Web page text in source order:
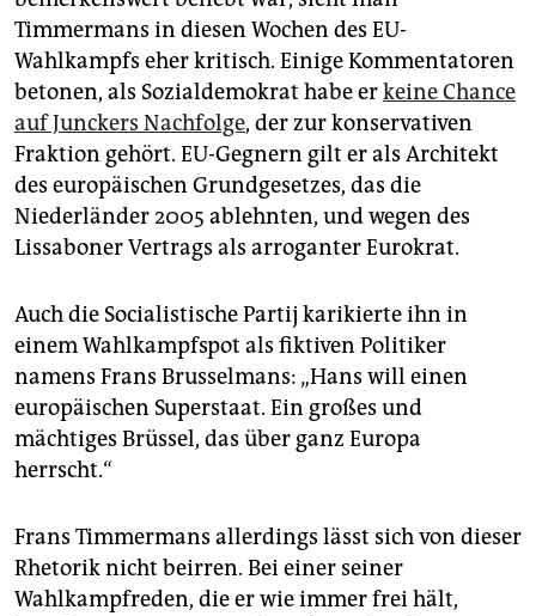
Timmermans in diesen Wochen des EU-
Wahlkampfs eher kritisch. Einige Kommentatoren
betonen, als Sozialdemokrat habe erkeine Chance
auf Junckers Nachfolge, der zur konservativen
Fraktion gehört. EU-Gegnern gilt er als Architekt
des europäischen Grundgesetzes, das die
Niederländer 2005 ablehnten, und wegen des
Lissaboner Vertrags als arroganter Eurokrat.
Auch die Socialistische Partij karikierte ihn in
einem Wahlkampfspot als fiktiven Politiker
namens Frans Brusselmans: „Hans will einen
europäischen Superstaat. Ein großes und
mächtiges Brüssel, das über ganz Europa
herrscht.“
Frans Timmermans allerdings lässt sich von dieser
Rhetorik nicht beirren. Bei einer seiner
Wahlkampfreden, die er wie immer frei hält,